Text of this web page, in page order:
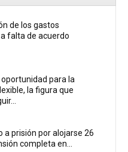
de los gastos
falta de acuerdo
para la
la figura que
a prisión por alojarse 26
completa en...